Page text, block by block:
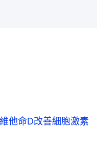
他命D改善細胞激素